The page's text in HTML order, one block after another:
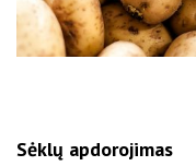
Sėklų apdorojimas